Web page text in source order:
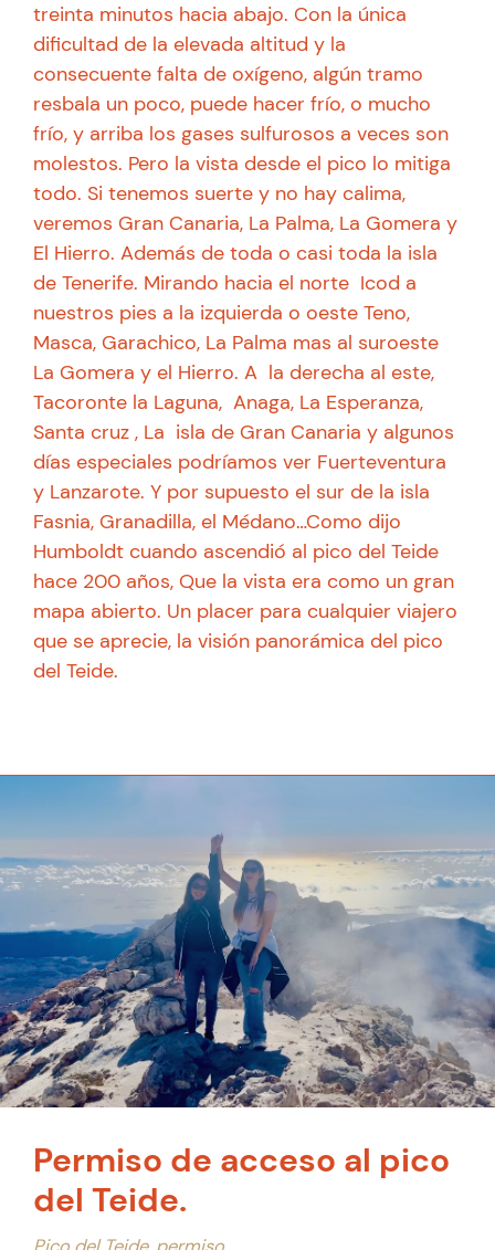
treinta minutos hacia abajo. Con la única
dificultad de la elevada altitud y la
consecuente falta de oxígeno, algún tramo
resbala un poco, puede hacer frío, o mucho
frío, y arriba los gases sulfurosos a veces son
molestos. Pero la vista desde el pico lo mitiga
todo. Si tenemos suerte y no hay calima,
veremos Gran Canaria, La Palma, La Gomera y
El Hierro. Además de toda o casi toda la isla
de Tenerife. Mirando hacia el norte Icod a
nuestros pies a la izquierda o oeste Teno,
Masca, Garachico, La Palma mas al suroeste
La Gomera y el Hierro. A la derecha al este,
Tacoronte la Laguna, Anaga, La Esperanza,
Santa cruz , La isla de Gran Canaria y algunos
días especiales podríamos ver Fuerteventura
y Lanzarote. Y por supuesto el sur de la isla
Fasnia, Granadilla, el Médano…Como dijo
Humboldt cuando ascendió al pico del Teide
hace 200 años, Que la vista era como un gran
mapa abierto. Un placer para cualquier viajero
que se aprecie, la visión panorámica del pico
del Teide.
Permiso de acceso al pico
del Teide.